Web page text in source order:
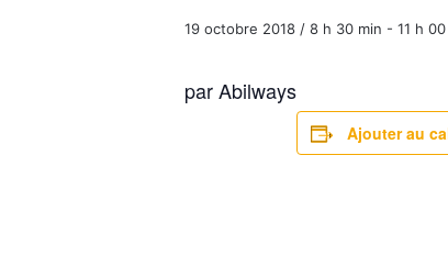
19 octobre 2018 / 8 h 30 min - 11 h
par Abilways
Ajouter au